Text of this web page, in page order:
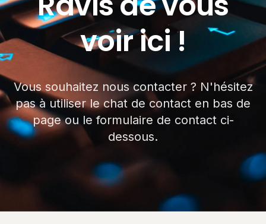
voir ici !
Vous souhaitez nous contacter ? N'hésitez
pas à utiliser le chat de contact en bas de
page ou le formulaire de contact ci-
dessous.